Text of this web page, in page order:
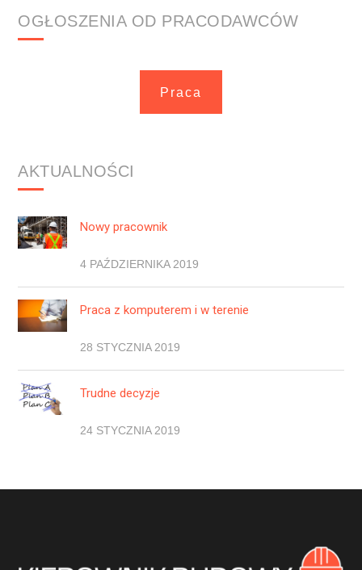
OGŁOSZENIA OD PRACODAWCÓW
Praca
AKTUALNOŚCI
Nowy pracownik
4 PAŹDZIERNIKA 2019
Praca z komputerem i w terenie
28 STYCZNIA 2019
Trudne decyzje
24 STYCZNIA 2019